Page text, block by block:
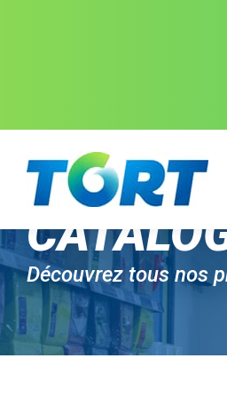
Découvrez tous nos